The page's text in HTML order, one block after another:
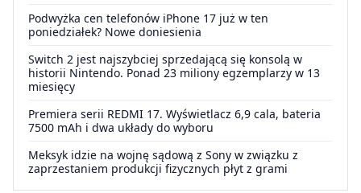
Podwyżka cen telefonów iPhone 17 już w ten
poniedziałek? Nowe doniesienia
Switch 2 jest najszybciej sprzedającą się konsolą w
historii Nintendo. Ponad 23 miliony egzemplarzy w 13
miesięcy
Premiera serii REDMI 17. Wyświetlacz 6,9 cala, bateria
7500 mAh i dwa układy do wyboru
Meksyk idzie na wojnę sądową z Sony w związku z
zaprzestaniem produkcji fizycznych płyt z grami